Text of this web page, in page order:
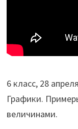
6 класс, 28
Графики.
величинами.